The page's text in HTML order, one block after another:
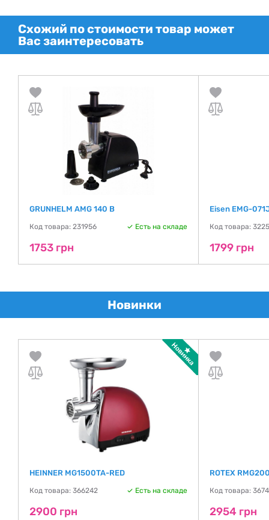
Схожий по стоимости товар может
Вас заинтересовать
GRUNHELM AMG 140 B
Код товара: 231956 Есть на складе
1753 грн
Eisen EMG-
Код товара:
1799 грн
Новинки
HEINNER MG1500TA-RED
Код товара: 366242 Есть на складе
2900 грн
ROTEX
Код товара:
2954 грн